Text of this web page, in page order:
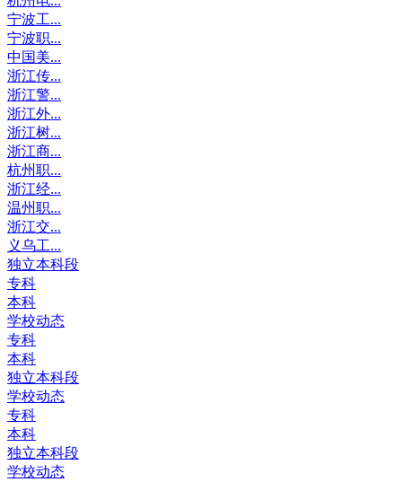
宁波工...
宁波职...
中国美...
浙江传...
浙江警...
浙江外...
浙江树...
浙江商...
杭州职...
浙江经...
温州职...
浙江交...
义乌工...
独立本科段
专科
本科
学校动态
专科
本科
独立本科段
学校动态
专科
本科
独立本科段
学校动态